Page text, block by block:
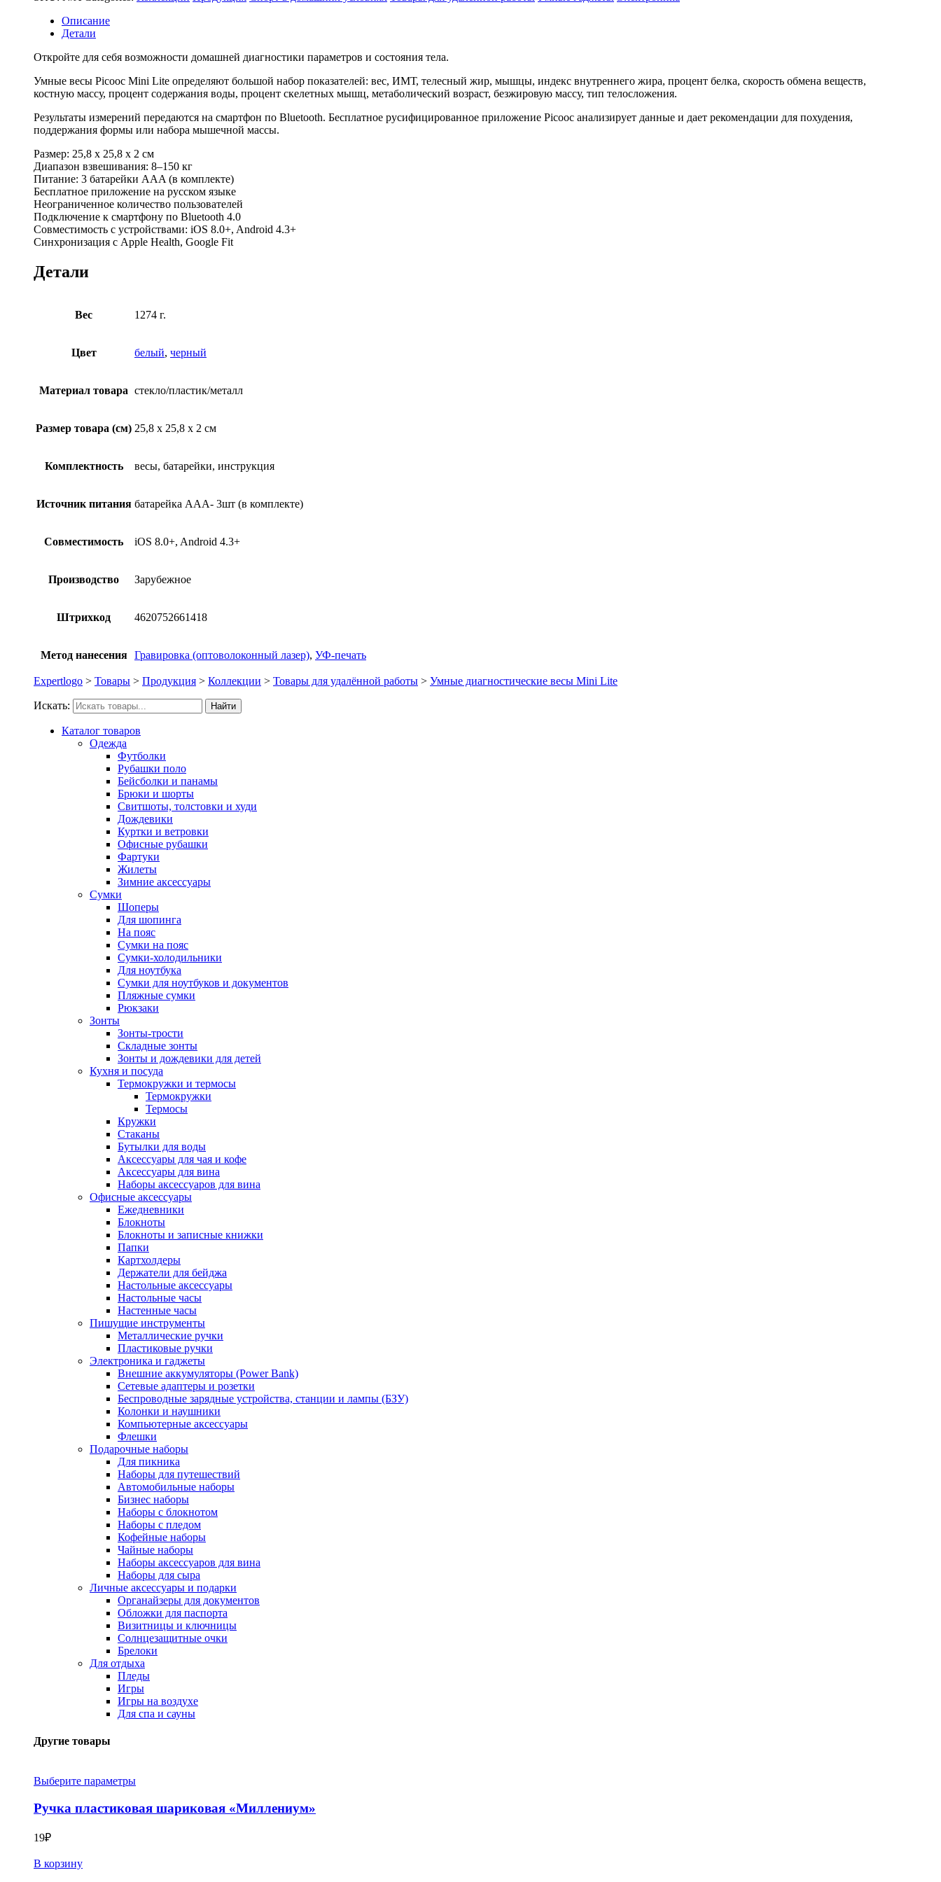
Описание
Детали
Откройте для себя возможности домашней диагностики параметров и состояния тела.
Умные весы Picooc Mini Lite определяют большой набор показателей: вес, ИМТ, телесный жир, мышцы, индекс внутреннего жира, процент белка, скорость обмена веществ,
костную массу, процент содержания воды, процент скелетных мышц, метаболический возраст, безжировую массу, тип телосложения.
Результаты измерений передаются на смартфон по Bluetooth. Бесплатное русифицированное приложение Picooc анализирует данные и дает рекомендации для похудения,
поддержания формы или набора мышечной массы.
Размер: 25,8 х 25,8 х 2 см
Диапазон взвешивания: 8–150 кг
Питание: 3 батарейки AAA (в комплекте)
Бесплатное приложение на русском языке
Неограниченное количество пользователей
Подключение к смартфону по Bluetooth 4.0
Совместимость с устройствами: iOS 8.0+, Android 4.3+
Синхронизация с Apple Health, Google Fit
Детали
Вес 1274 г.
Цвет белый, черный
Материал товара стекло/пластик/металл
Размер товара (см) 25,8 х 25,8 х 2 см
Комплектность весы, батарейки, инструкция
Источник питания батарейка ААА- 3шт (в комплекте)
Совместимость iOS 8.0+, Android 4.3+
Производство Зарубежное
Штрихкод 4620752661418
Метод нанесения Гравировка (оптоволоконный лазер), УФ-печать
Expertlogo > Товары > Продукция > Коллекции > Товары для удалённой работы > Умные диагностические весы Mini Lite
Искать: Найти
Каталог товаров
Одежда
Футболки
Рубашки поло
Бейсболки и панамы
Брюки и шорты
Свитшоты, толстовки и худи
Дождевики
Куртки и ветровки
Офисные рубашки
Фартуки
Жилеты
Зимние аксессуары
Сумки
Шоперы
Для шопинга
На пояс
Сумки на пояс
Сумки-холодильники
Для ноутбука
Сумки для ноутбуков и документов
Пляжные сумки
Рюкзаки
Зонты
Зонты-трости
Складные зонты
Зонты и дождевики для детей
Кухня и посуда
Термокружки и термосы
Термокружки
Термосы
Кружки
Стаканы
Бутылки для воды
Аксессуары для чая и кофе
Аксессуары для вина
Наборы аксессуаров для вина
Офисные аксессуары
Ежедневники
Блокноты
Блокноты и записные книжки
Папки
Картхолдеры
Держатели для бейджа
Настольные аксессуары
Настольные часы
Настенные часы
Пишущие инструменты
Металлические ручки
Пластиковые ручки
Электроника и гаджеты
Внешние аккумуляторы (Power Bank)
Сетевые адаптеры и розетки
Беспроводные зарядные устройства, станции и лампы (БЗУ)
Колонки и наушники
Компьютерные аксессуары
Флешки
Подарочные наборы
Для пикника
Наборы для путешествий
Автомобильные наборы
Бизнес наборы
Наборы с блокнотом
Наборы с пледом
Кофейные наборы
Чайные наборы
Наборы аксессуаров для вина
Наборы для сыра
Личные аксессуары и подарки
Органайзеры для документов
Обложки для паспорта
Визитницы и ключницы
Солнцезащитные очки
Брелоки
Для отдыха
Пледы
Игры
Игры на воздухе
Для спа и сауны
Другие товары
Выберите параметры
Ручка пластиковая шариковая «Миллениум»
19₽
В корзину